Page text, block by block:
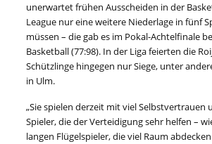
unerwartet frühen Ausscheiden in der
League nur eine weitere Niederlage in fünf
müssen – die gab es im Pokal-Achtelfinale
Basketball (77:98). In der Liga feierten die
Schützlinge hingegen nur Siege, unter
in Ulm.
„Sie spielen derzeit mit viel Selbstvertrauen
Spieler, die der Verteidigung sehr helfen –
langen Flügelspieler, die viel Raum